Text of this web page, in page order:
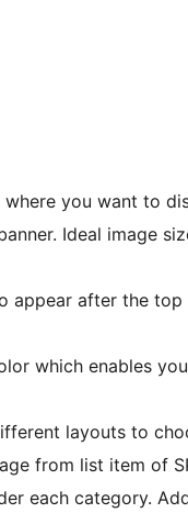
you want to
Ideal image
after the top
which enables
layouts to
from list item of
each category.